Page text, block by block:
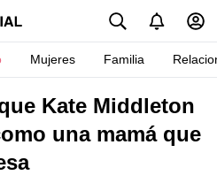
Mujeres Familia
Kate Middleton
una mamá que